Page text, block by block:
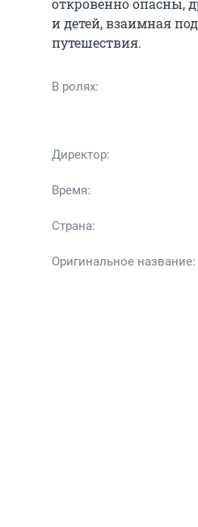
откровенно опасны,
и детей, взаимная
путешествия.
В ролях:
Директор:
Время:
Страна:
Оригинальное название: